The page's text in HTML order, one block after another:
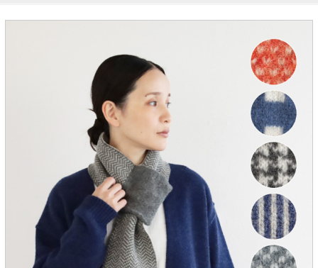
スカート
服飾雑貨
全てのアイテム
SALE ITEM
福袋
ブランド
マイページ
お買い物カゴ